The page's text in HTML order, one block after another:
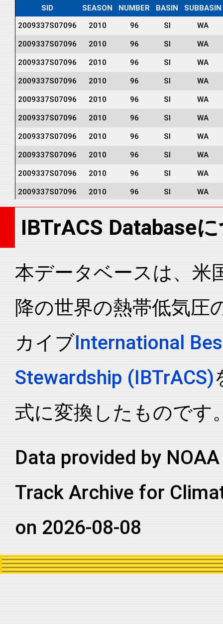
SID SEASON NUMBER BASIN
SUBBASIN
2009337S07096
2010 96 SI WA
2009337S07096 2010 96 SI WA
2009337S07096 2010 96 SI WA
2009337S07096 2010 96 SI WA
2009337S07096 2010 96 SI WA
2009337S07096 2010 96 SI WA
2009337S07096 2010 96 SI WA
2009337S07096 2010 96 SI WA
2009337S07096 2010 96 SI WA
2009337S07096 2010 96 SI WA
2009337S07096 2010 96 SI WA
2009337S07096 2010 96 SI WA
2009337S07096 2010 96 SI WA
2009337S07096 SI WA
2009337S07096 2010 96 SI MM
2009337S07096 2010 96 SI MM
2009337S07096 2010 96 SI MM
2009337S07096 2010 96 SI MM
2009337S07096 2010 96 SI MM
2009337S07096
2009337S07096 2010 96 SI MM
2009337S07096 2010 96
2009337S07096 2010 96 SI MM
IBTrACS Database
本データベースは、米
降の世界の熱帯低気圧
カイブInternational
Stewardship (IBTrACS)
式に変換したものです
Data provided by
Track Archive for
on 2026-08-08